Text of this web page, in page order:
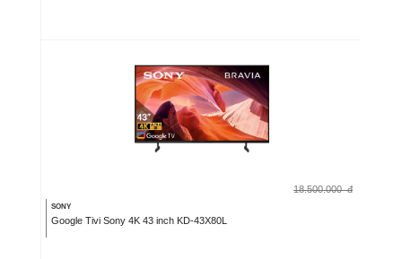
18.500.000 đ
SONY
Google Tivi Sony 4K 43 inch KD-43X80L